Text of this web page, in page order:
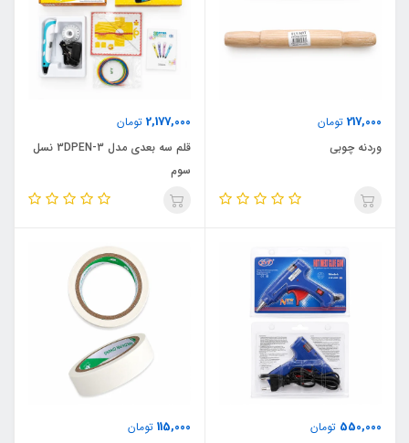
217,000 تومان
وردنه چوبی
2,177,000 تومان
قلم سه بعدی مدل 3DPEN-3 نسل
سوم
550,000 تومان
115,000 تومان